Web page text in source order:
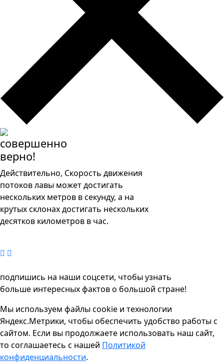
совершенно
верно!
Действительно, Скорость движения
потоков лавы может достигать
нескольких метров в секунду, а на
крутых склонах достигать нескольких
десятков километров в час.
подпишись на наши соцсети, чтобы узнать
больше интересных фактов о большой стране!
Мы используем файлы cookie и технологии
Яндекс.Метрики, чтобы обеспечить удобство работы с
сайтом. Если вы продолжаете использовать наш сайт,
то соглашаетесь с нашей Политикой
конфиденциальности.